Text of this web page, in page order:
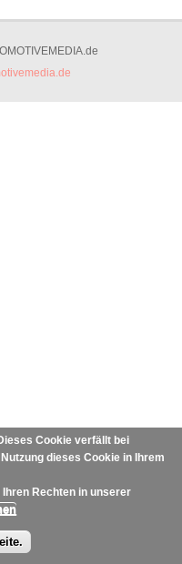
Cookie verfällt bei
dieses Cookie in Ihrem
Rechten in unserer